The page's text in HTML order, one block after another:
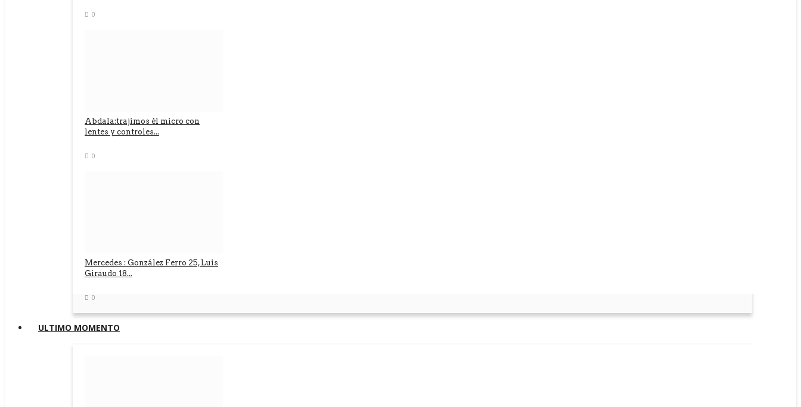
0
Abdala:trajimos él micro con
lentes y controles...
0
Mercedes : González Ferro 25, Luis
Giraudo 18...
0
ULTIMO MOMENTO